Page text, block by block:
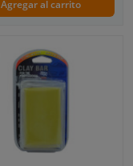
Agregar al carrito